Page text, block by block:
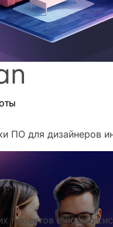
ПО для дизайнеров
проектов в новую